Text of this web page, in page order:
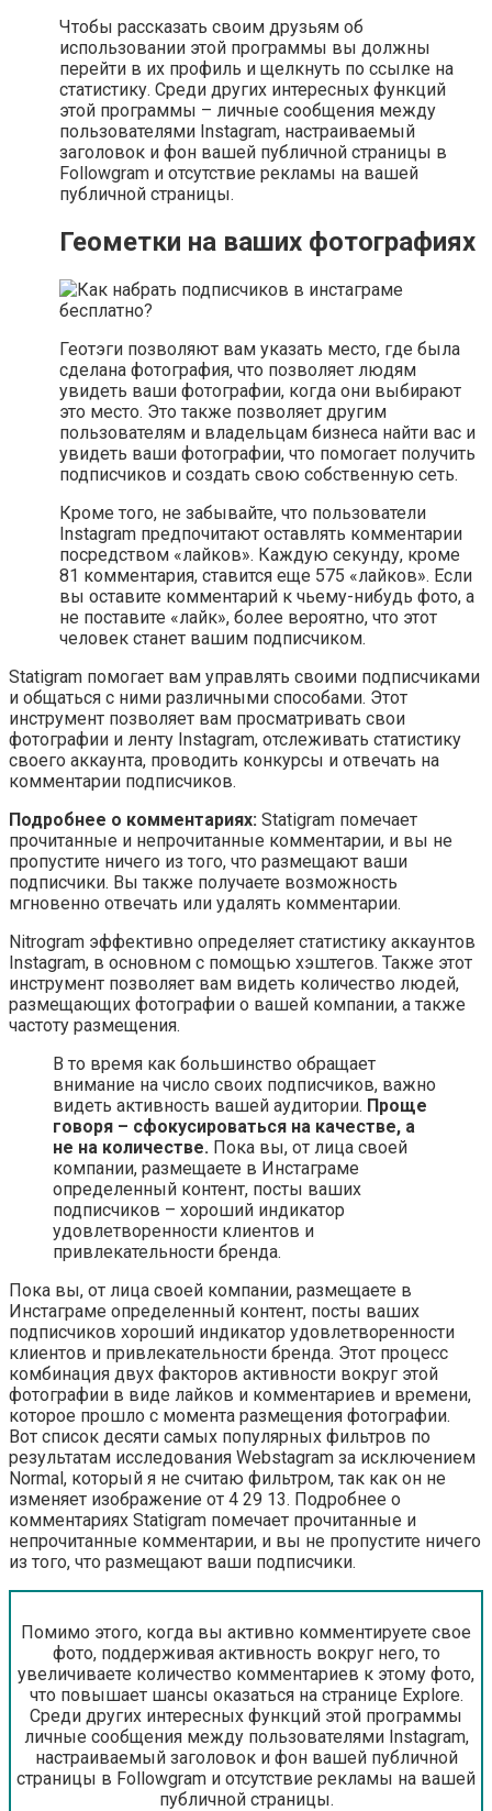
Чтобы рассказать своим друзьям об
использовании этой программы вы должны
перейти в их профиль и щелкнуть по ссылке на
статистику. Среди других интересных функций
этой программы – личные сообщения между
пользователями Instagram, настраиваемый
заголовок и фон вашей публичной страницы в
Followgram и отсутствие рекламы на вашей
публичной страницы.
Геометки на ваших фотографиях
Геотэги позволяют вам указать место, где была
сделана фотография, что позволяет людям
увидеть ваши фотографии, когда они выбирают
это место. Это также позволяет другим
пользователям и владельцам бизнеса найти вас и
увидеть ваши фотографии, что помогает получить
подписчиков и создать свою собственную сеть.
Кроме того, не забывайте, что пользователи
Instagram предпочитают оставлять комментарии
посредством «лайков». Каждую секунду, кроме
81 комментария, ставится еще 575 «лайков». Если
вы оставите комментарий к чьему-нибудь фото, а
не поставите «лайк», более вероятно, что этот
человек станет вашим подписчиком.
Statigram помогает вам управлять своими подписчиками
и общаться с ними различными способами. Этот
инструмент позволяет вам просматривать свои
фотографии и ленту Instagram, отслеживать статистику
своего аккаунта, проводить конкурсы и отвечать на
комментарии подписчиков.
Подробнее о комментариях: Statigram помечает
прочитанные и непрочитанные комментарии, и вы не
пропустите ничего из того, что размещают ваши
подписчики. Вы также получаете возможность
мгновенно отвечать или удалять комментарии.
Nitrogram эффективно определяет статистику аккаунтов
Instagram, в основном с помощью хэштегов. Также этот
инструмент позволяет вам видеть количество людей,
размещающих фотографии о вашей компании, а также
частоту размещения.
В то время как большинство обращает
внимание на число своих подписчиков, важно
видеть активность вашей аудитории. Проще
говоря – сфокусироваться на качестве, а
не на количестве. Пока вы, от лица своей
компании, размещаете в Инстаграме
определенный контент, посты ваших
подписчиков – хороший индикатор
удовлетворенности клиентов и
привлекательности бренда.
Пока вы, от лица своей компании, размещаете в
Инстаграме определенный контент, посты ваших
подписчиков хороший индикатор удовлетворенности
клиентов и привлекательности бренда. Этот процесс
комбинация двух факторов активности вокруг этой
фотографии в виде лайков и комментариев и времени,
которое прошло с момента размещения фотографии.
Вот список десяти самых популярных фильтров по
результатам исследования Webstagram за исключением
Normal, который я не считаю фильтром, так как он не
изменяет изображение от 4 29 13. Подробнее о
комментариях Statigram помечает прочитанные и
непрочитанные комментарии, и вы не пропустите ничего
из того, что размещают ваши подписчики.
Помимо этого, когда вы активно комментируете свое
фото, поддерживая активность вокруг него, то
увеличиваете количество комментариев к этому фото,
что повышает шансы оказаться на странице Explore.
Среди других интересных функций этой программы
личные сообщения между пользователями Instagram,
настраиваемый заголовок и фон вашей публичной
страницы в Followgram и отсутствие рекламы на вашей
публичной страницы.